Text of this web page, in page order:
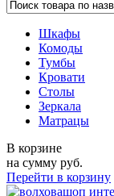
Шкафы
Комоды
Тумбы
Кровати
Столы
Зеркала
Матрацы
В корзине
на сумму руб.
Перейти в корзину